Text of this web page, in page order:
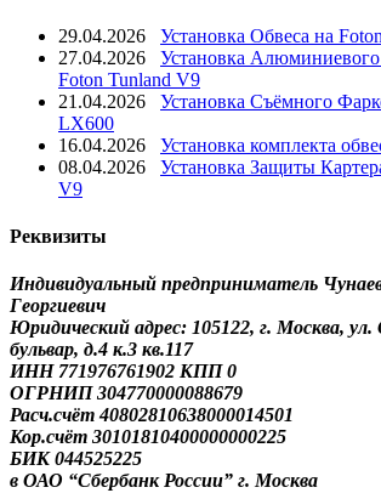
29.04.2026
Установка Обвеса на
27.04.2026
Установка
Foton Tunland V9
21.04.2026
Установка Съёмного
LX600
16.04.2026
Установка комплекта
08.04.2026
Установка Защиты
V9
Реквизиты
Индивидуальный предприниматель
Георгиевич
Юридический адрес: 105122, г. Москва,
бульвар, д.4 к.3 кв.117
ИНН 771976761902 КПП 0
ОГРНИП 304770000088679
Расч.счёт 40802810638000014501
Кор.счёт 30101810400000000225
БИК 044525225
в ОАО “Сбербанк России” г. Москва